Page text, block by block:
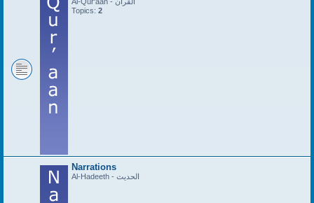
Topics: 2
Narrations
Al-Hadeeth - الحديث